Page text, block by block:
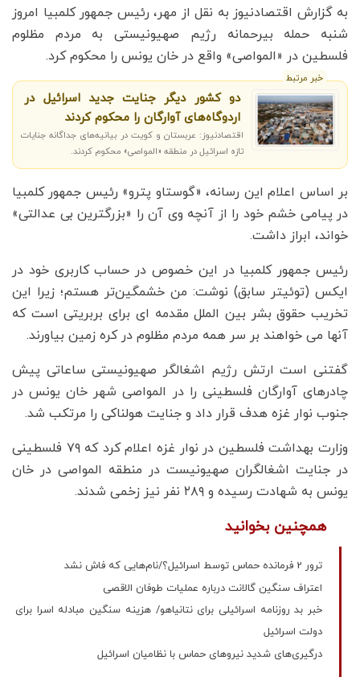
به گزارش اقتصادنیوز به نقل از مهر، رئیس جمهور کلمبیا امروز
شنبه حمله بیرحمانه رژیم صهیونیستی به مردم مظلوم
فلسطین در «المواصی» واقع در خان یونس را محکوم کرد.
خبر مرتبط
دو کشور دیگر جنایت جدید اسرائیل در
اردوگاه‌های آوارگان را محکوم کردند
اقتصادنیوز: عربستان و کویت در بیانیه‌های جداگانه‌ جنایات
تازه اسرائیل در منطقه «المواصی» محکوم کردند.
بر اساس اعلام این رسانه، «گوستاو پترو» رئیس جمهور کلمبیا
در پیامی خشم خود را از آنچه وی آن را «بزرگترین بی عدالتی»
خواند، ابراز داشت.
رئیس جمهور کلمبیا در این خصوص در حساب کاربری خود در
ایکس (توئیتر سابق) نوشت: من خشمگین‌تر هستم؛ زیرا این
تخریب حقوق بشر بین الملل مقدمه‌ ای برای بربریتی است که
آنها می‌ خواهند بر سر همه مردم مظلوم در کره زمین بیاورند.
گفتنی است ارتش رژیم اشغالگر صهیونیستی ساعاتی پیش
چادرهای آوارگان فلسطینی را در المواصی شهر خان یونس در
جنوب نوار غزه هدف قرار داد و جنایت هولناکی را مرتکب شد.
وزارت بهداشت فلسطین در نوار غزه اعلام کرد که ۷۹ فلسطینی
در جنایت اشغالگران صهیونیست در منطقه المواصی در خان
یونس به شهادت رسیده و ۲۸۹ نفر نیز زخمی شدند.
همچنین بخوانید
ترور 2 فرمانده حماس توسط اسرائیل؟/نام‌هایی که فاش نشد
اعتراف سنگین گالانت درباره عملیات طوفان الاقصی
خبر بد روزنامه اسرائیلی برای نتانیاهو/ هزینه سنگین مبادله اسرا برای
دولت اسرائیل
درگیری‌های شدید نیروهای حماس با نظامیان اسرائیل